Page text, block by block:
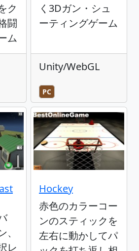
ク
闘
ム
く3Dガン・シュ
ーティングゲーム
Unity/WebGL
PC
レ
Hockey
赤色のカラーコー
ンのスティックを
左右に動かしてパ